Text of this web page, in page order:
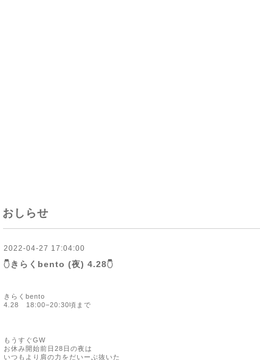
おしらせ
2022-04-27 17:04:00
𓇝きらくbento (夜) 4.28𓇝
きらく bento
4.28 18:00−20:30頃まで
もうすぐGW
お休み開始前日 28日の夜は
いつもより肩の力をだいーぶ抜いた